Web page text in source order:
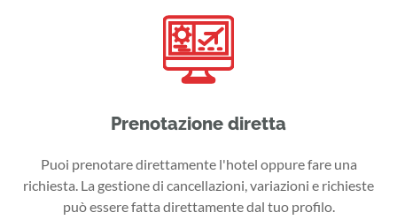
Prenotazione diretta
Puoi prenotare direttamente l'hotel oppure fare una
richiesta. La gestione di cancellazioni, variazioni e richieste
può essere fatta direttamente dal tuo profilo.